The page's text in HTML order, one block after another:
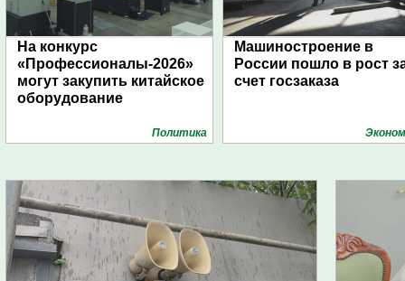
На конкурс
«Профессионалы-2026»
могут закупить китайское
оборудование
Политика
Машиностроение в
России пошло в рост
счет госзаказа